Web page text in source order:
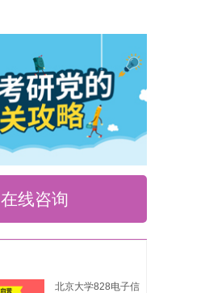
在线咨询
北京大学828电子信